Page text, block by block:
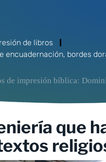
de libros
encuadernación, bordes
de impresión bíblica:
que